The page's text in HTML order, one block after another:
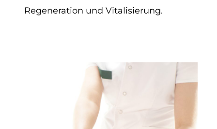
Regeneration und Vitalisierung.